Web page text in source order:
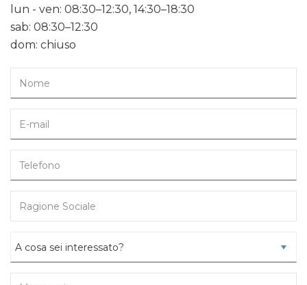
lun - ven: 08:30–12:30, 14:30–18:30
sab: 08:30–12:30
dom: chiuso